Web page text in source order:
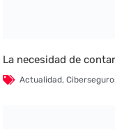
La necesidad de
Actualidad,